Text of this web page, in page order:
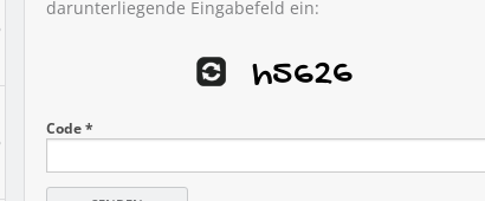
darunterliegende Eingabefeld ein:
Code *